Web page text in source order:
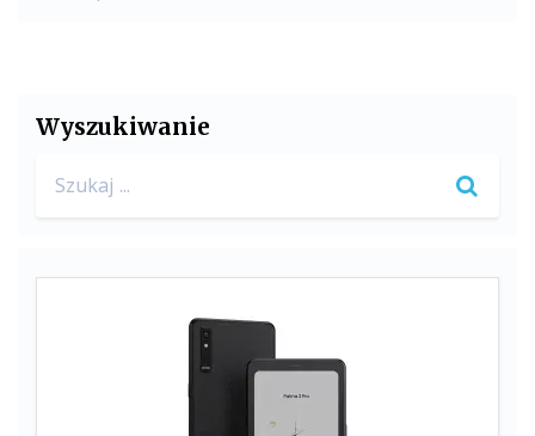
k
Wyszukiwanie
for: